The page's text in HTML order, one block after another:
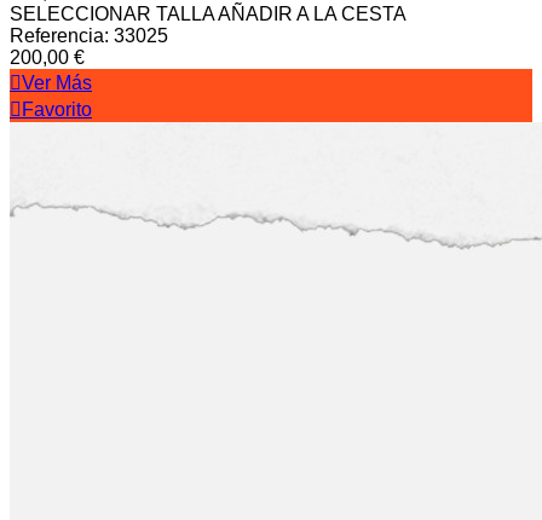
SELECCIONAR TALLAAÑADIR A LA CESTA
Referencia: 33025
200,00 €
Ver Más
Favorito